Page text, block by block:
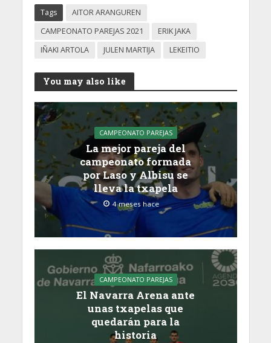
Tags
AITOR ARANGUREN
CAMPEONATO PAREJAS 2021
ERIK JAKA
IÑAKI ARTOLA
JULEN MARTIJA LEKEITIO
You may also like
CAMPEONATO PAREJAS
La mejor pareja del
campeonato formada
por Laso y Albisu se
lleva la txapela
4 meses hace
CAMPEONATO PAREJAS
El Navarra Arena ante
unas txapelas que
quedarán para la
historia